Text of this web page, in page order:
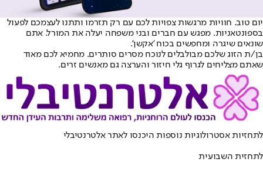
יום טוב. חוויות מרגשות צפויות לכם עם רק תזרמו ותתנו לעצמכם לפעול
בספונטאניות. מפגש עם חברים ובני משפחה יעלה את המורל. אתם
שונאים שיגרה ומחפשים בכוח 'אקשן'.
בן/ת הזוג שלכם מבולבלים לנוכח מסרים סותרים. מחמיא לכם מאוד
שאתם מצליחים לגרוף גלי חיזור והערצה גם מאנשים זרים.
לתחזיות אסטרולוגיות נוספות היכנסו לאתר אלטרנטיבלי
לתחזית השבועית